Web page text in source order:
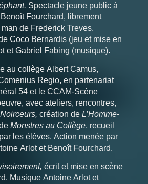
Spectacle jeune public à
Fourchard, librement
de Frederick Treves.
Coco Bernardis (jeu et mise en
et Gabriel Fabing (musique).
au collège Albert Camus,
Regio, en partenariat
54 et le CCAM-Scène
avec ateliers, rencontres,
Noirceurs, création de L’Homme-
Monstres au Collège, recueil
les élèves. Action menée par
Arlot et Benoît Fourchard.
écrit et mise en scène
Musique Antoine Arlot et